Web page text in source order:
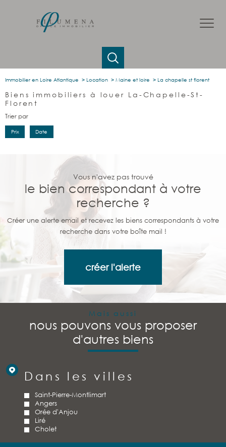
Immobilier en Loire Atlantique Location Maine et loire La chapelle st florent
Biens immobiliers à louer La-Chapelle-St-
Florent
Trier par
Prix Date
Vous n'avez pas trouvé
le bien correspondant à votre
recherche ?
Créer une alerte email et recevez les biens correspondants à votre
recherche dans votre boîte mail !
créer l'alerte
Mais aussi
nous pouvons vous proposer
d'autres biens
Dans les villes
Saint-Pierre-Montlimart
Angers
Orée d'Anjou
Liré
Cholet